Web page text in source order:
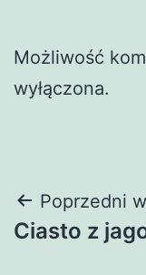
Możliwość
wyłączona.
wpisu
Poprzedni
Ciasto z